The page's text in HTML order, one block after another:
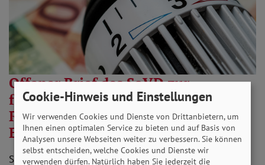
Offener Brief des SoVD zur
fehlenden Einbeziehung von
Rentnerinnen und Rentnern bei der
Energiepreispauschale
SoVD-Präsident Adolf Bauer richtet sich an die Spitzen
Cookie-Hinweis und Einstellungen
Wir verwenden Cookies und Dienste von Drittanbietern, um
Ihnen einen optimalen Service zu bieten und auf Basis von
Analysen unsere Webseiten weiter zu verbessern. Sie können
selbst entscheiden, welche Cookies und Dienste wir
verwenden dürfen. Natürlich haben Sie jederzeit die